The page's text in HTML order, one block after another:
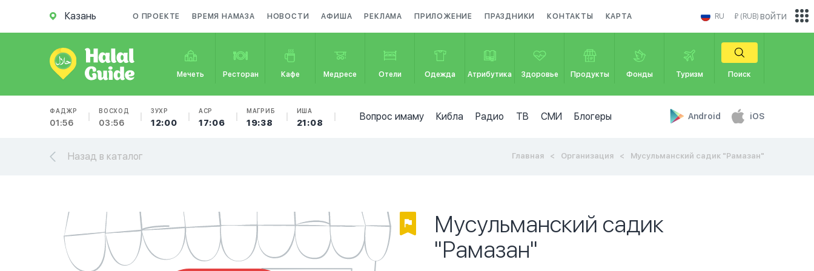
Казань О ПРОЕКТЕ ВРЕМЯ НАМАЗА НОВОСТИ АФИША РЕКЛАМА ПРИЛОЖЕНИЕ ПРАЗДНИКИ КОНТАКТЫ КАРТА RU ₽ (RUB)
Мечеть Ресторан Кафе Медресе Отели Одежда Атрибутика Здоровье Продукты Фонды Туризм Поиск
ФАДЖР
01:56
ВОСХОД
03:56
ЗУХР
12:00
АСР
17:06
МАГРИБ
19:38
ИША
21:08
Вопрос имаму Кибла Радио ТВ СМИ Блогеры Android iOS
войти
Назад в каталог Главная Организация Мусульманский садик "Рамазан"
Мусульманский садик
"Рамазан"